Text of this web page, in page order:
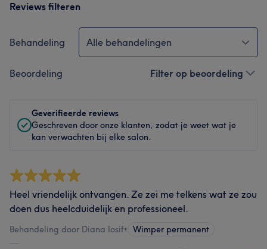
Reviews filteren
Behandeling Alle behandelingen
Beoordeling Filter op beoordeling
Geverifieerde reviews
Geschreven door onze klanten, zodat je weet wat je
kan verwachten bij elke salon.
Heel vriendelijk ontvangen. Ze zei me telkens wat ze zou
doen dus heelcduidelijk en professioneel.
Behandeling door Diana Iosif• Wimper permanent